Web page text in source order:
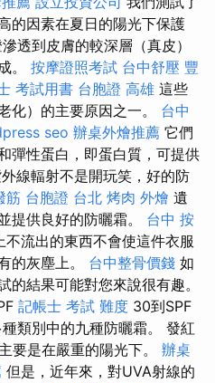
的因素在夏日的陽光下保護
透到皮膚的較深層（真皮）
。 按摩證照考試 台中舒壓 豐
考試用書 台胞證 高雄 這些
化）的主要原因之一。 台中
seo 辦桌外燴推薦 它們
彈性蛋白，即蛋白質，可提供
線輻射不是開玩笑，好的防
筋 台胞證 台北 烤肉 外燴 遺
提供良好的防曬霜。 台中 按
不流出的東西不會使這件衣服
的灰塵上。 台中整骨價錢 如
結果可能對您來說很有趣。
記帳士 考試 難度 30到SPF
類別中的九種防曬霜。 發紅
要是在嚴重的陽光下。 辦桌
但是，近年來，對UVA射線的